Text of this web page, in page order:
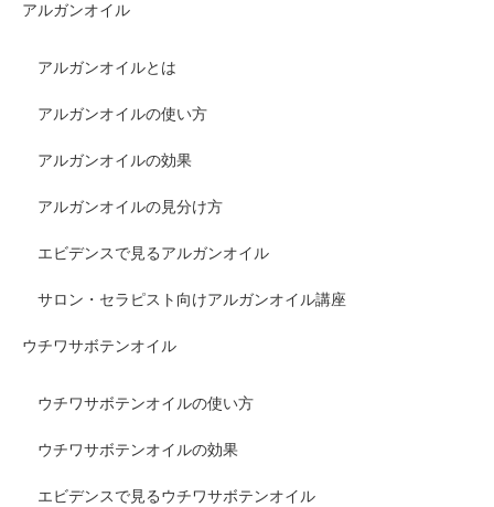
アルガンオイル
アルガンオイルとは
アルガンオイルの使い方
アルガンオイルの効果
アルガンオイルの見分け方
エビデンスで見るアルガンオイル
サロン・セラピスト向けアルガンオイル講座
ウチワサボテンオイル
ウチワサボテンオイルの使い方
ウチワサボテンオイルの効果
エビデンスで見るウチワサボテンオイル